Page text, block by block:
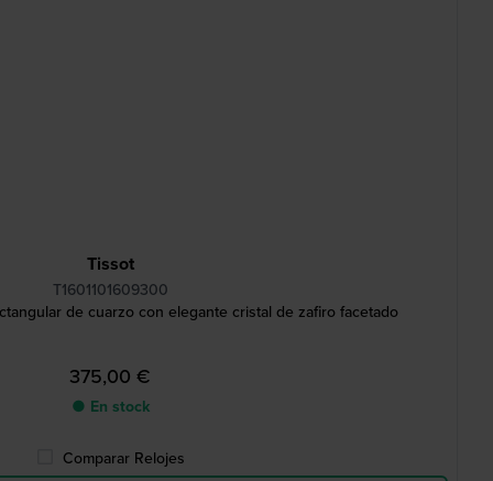
Tissot
T1601101609300
de cuarzo con elegante cristal de zafiro facetado
375,00 €
● En stock
Comparar Relojes